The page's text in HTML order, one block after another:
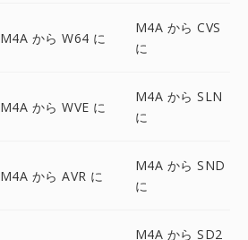
M4A から W64 に
M4A から CVS
に
M4A から WVE に
M4A から SLN
に
M4A から AVR に
M4A から SND
に
M4A から SD2